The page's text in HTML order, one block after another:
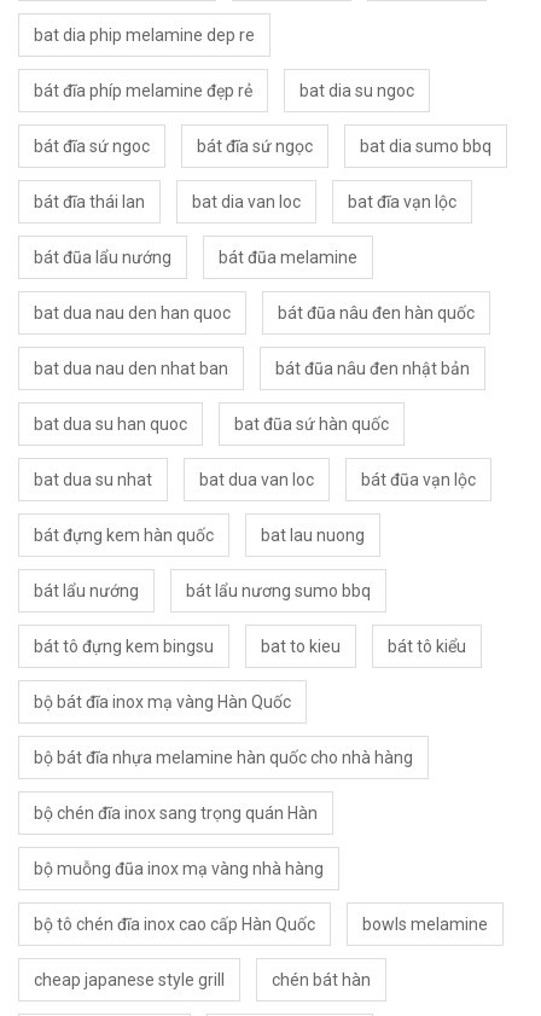
bat dia phip melamine dep re
bát đĩa phíp melamine đẹp rẻ bat dia su ngoc
bát đĩa sứ ngoc bát đĩa sứ ngọc bat dia sumo bbq
bát đĩa thái lan bat dia van loc bat đĩa vạn lộc
bát đũa lẩu nướng bát đũa melamine
bat dua nau den han quoc bát đũa nâu đen hàn quốc
bat dua nau den nhat ban bát đũa nâu đen nhật bản
bat dua su han quoc bat đũa sứ hàn quốc
bat dua su nhat bat dua van loc bát đũa vạn lộc
bát đựng kem hàn quốc bat lau nuong
bát lẩu nướng bát lẩu nương sumo bbq
bát tô đựng kem bingsu bat to kieu bát tô kiểu
bộ bát đĩa inox mạ vàng Hàn Quốc
bộ bát đĩa nhựa melamine hàn quốc cho nhà hàng
bộ chén đĩa inox sang trọng quán Hàn
bộ muỗng đũa inox mạ vàng nhà hàng
bộ tô chén đĩa inox cao cấp Hàn Quốc bowls melamine
cheap japanese style grill chén bát hàn